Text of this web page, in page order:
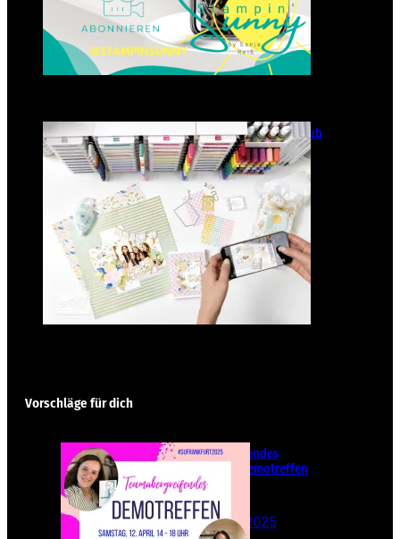
GANZ NEU: Scrapbooking Club
2025
21. Januar 2025
Vorschläge für dich
Teamübergreifendes
Stampin‘ Up! Demotreffen
– Sei dabei!
26. Februar 2025